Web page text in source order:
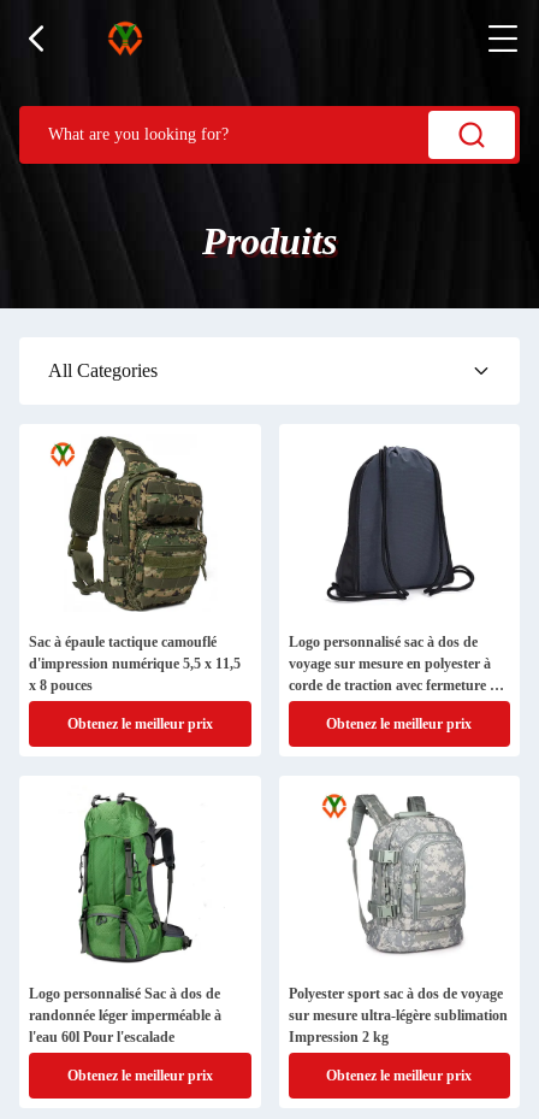
Produits
All Categories
Sac à épaule tactique camouflé
d'impression numérique 5,5 x 11,5
x 8 pouces
Obtenez le meilleur prix
Logo personnalisé sac à dos de
voyage sur mesure en polyester à
corde de traction avec fermeture à
fermeture éclair
Obtenez le meilleur prix
Logo personnalisé Sac à dos de
randonnée léger imperméable à
l'eau 60l Pour l'escalade
Obtenez le meilleur prix
Polyester sport sac à dos de voyage
sur mesure ultra-légère sublimation
Impression 2 kg
Obtenez le meilleur prix